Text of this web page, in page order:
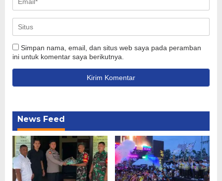
Simpan nama, email, dan situs web saya pada peramban
ini untuk komentar saya berikutnya.
News Feed